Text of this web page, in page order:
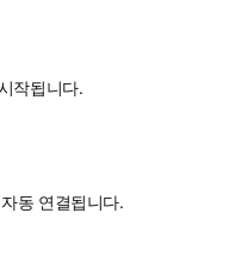
작됩니다.
동 연결됩니다.